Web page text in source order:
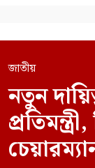
জাতীয়
নতুন